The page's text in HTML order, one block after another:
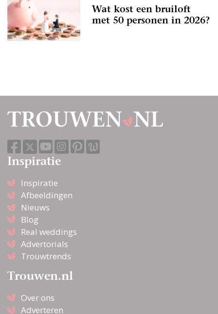
Wat kost een bruiloft
met 50 personen in 2026?
Inspiratie
Inspiratie
Afbeeldingen
Nieuws
Blog
Real weddings
Advertorials
Trouwtrends
Trouwen.nl
Over ons
Adverteren